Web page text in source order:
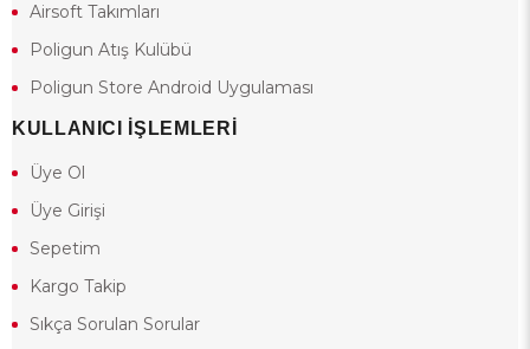
Airsoft Takımları
Poligun Atış Kulübü
Poligun Store Android Uygulaması
KULLANICI İŞLEMLERİ
Üye Ol
Üye Girişi
Sepetim
Kargo Takip
Sıkça Sorulan Sorular